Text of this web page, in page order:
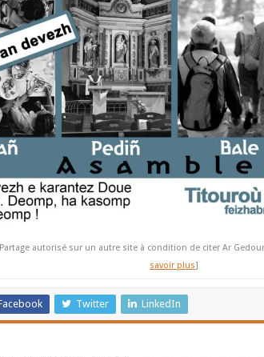
Partage autorisé sur un autre site à condition de citer Ar
savoir plus]
Twitter LinkedIn